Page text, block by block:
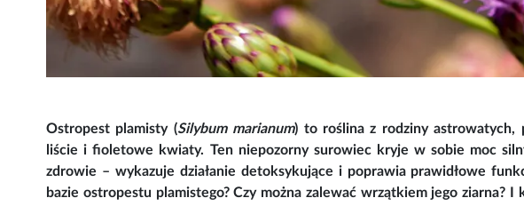
Ostropest plamisty (Silybum marianum) to roślina z rodziny astrowatych,
liście i fioletowe kwiaty. Ten niepozorny surowiec kryje w sobie moc
zdrowie – wykazuje działanie detoksykujące i poprawia prawidłowe
bazie ostropestu plamistego? Czy można zalewać wrzątkiem jego ziarna?